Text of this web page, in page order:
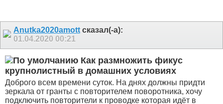
Anutka2020amott сказал(-а):
01.04.2020 00:21
Как размножить фикус
крупнолистный в домашних условиях
Доброго всем времени суток. На днях должны придти
зеркала от гранты с повторителем поворотника, хочу
подключить повторители к проводке которая идёт в